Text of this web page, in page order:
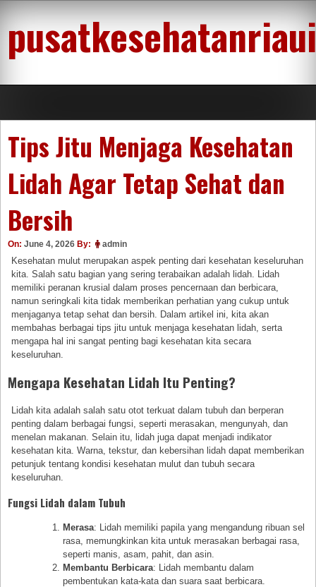
content
Tips Jitu Menjaga Kesehatan
Lidah Agar Tetap Sehat dan
Bersih
On: June 4, 2026 By: admin
Kesehatan mulut merupakan aspek penting dari kesehatan keseluruhan
kita. Salah satu bagian yang sering terabaikan adalah lidah. Lidah
memiliki peranan krusial dalam proses pencernaan dan berbicara,
namun seringkali kita tidak memberikan perhatian yang cukup untuk
menjaganya tetap sehat dan bersih. Dalam artikel ini, kita akan
membahas berbagai tips jitu untuk menjaga kesehatan lidah, serta
mengapa hal ini sangat penting bagi kesehatan kita secara
keseluruhan.
Mengapa Kesehatan Lidah Itu Penting?
Lidah kita adalah salah satu otot terkuat dalam tubuh dan berperan
penting dalam berbagai fungsi, seperti merasakan, mengunyah, dan
menelan makanan. Selain itu, lidah juga dapat menjadi indikator
kesehatan kita. Warna, tekstur, dan kebersihan lidah dapat memberikan
petunjuk tentang kondisi kesehatan mulut dan tubuh secara
keseluruhan.
Fungsi Lidah dalam Tubuh
Merasa: Lidah memiliki papila yang mengandung ribuan sel
rasa, memungkinkan kita untuk merasakan berbagai rasa,
seperti manis, asam, pahit, dan asin.
Membantu Berbicara: Lidah membantu dalam
pembentukan kata-kata dan suara saat berbicara.